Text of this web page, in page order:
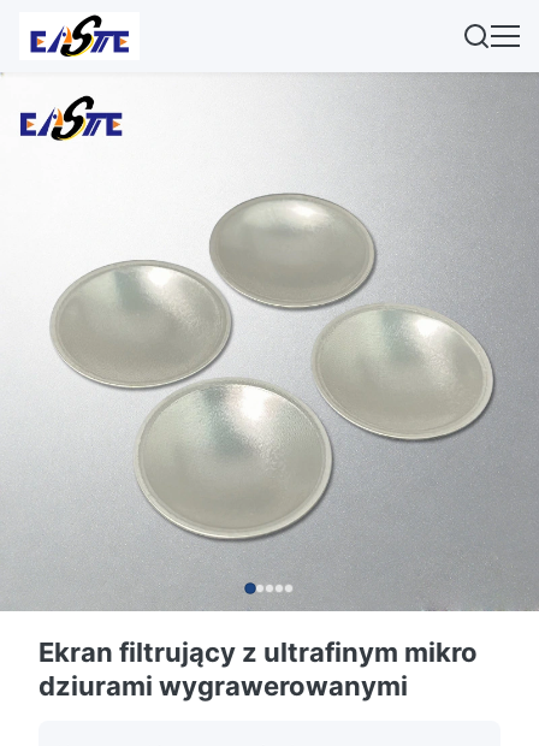
Ekran filtrujący z ultrafinym mikro
dziurami wygrawerowanymi